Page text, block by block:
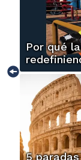
Por qué
5